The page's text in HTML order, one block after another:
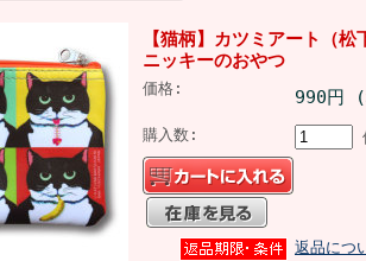
【猫柄】カツミアート（松
ニッキーのおやつ
価格: 990円 (
購入数:
返品につ